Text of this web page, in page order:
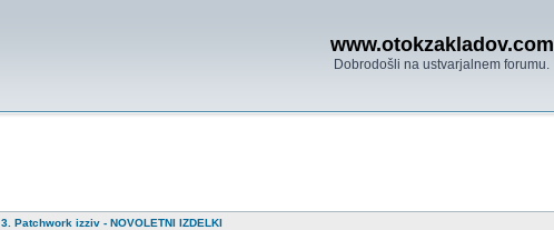
www.otokzakladov.com
Dobrodošli na ustvarjalnem forumu.
3. Patchwork izziv - NOVOLETNI IZDELKI